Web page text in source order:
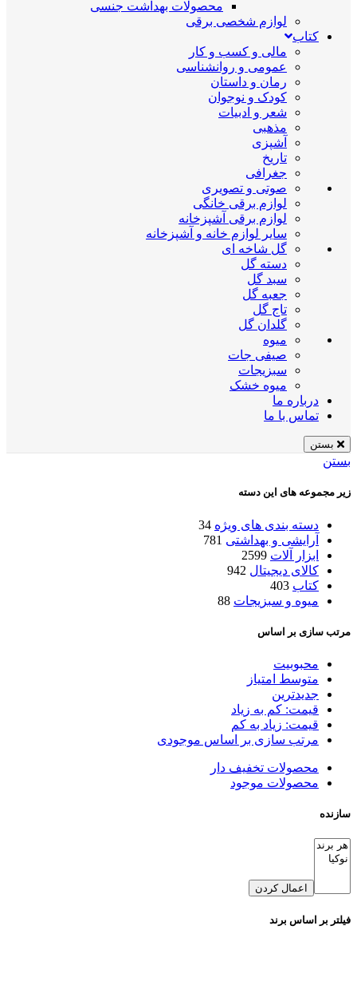
محصولات بهداشت جنسی
لوازم شخصی برقی
کتاب
مالی و کسب و کار
عمومی و روانشناسی
رمان و داستان
کودک و نوجوان
شعر و ادبیات
مذهبی
آشپزی
تاریخ
جغرافی
صوتی و تصویری
لوازم برقی خانگی
لوازم برقی آشپزخانه
سایر لوازم خانه و آشپزخانه
گل شاخه ای
دسته گل
سبد گل
جعبه گل
تاج گل
گلدان گل
میوه
صیفی جات
سبزیجات
میوه خشک
درباره ما
تماس با ما
بستن
بستن
زیر مجموعه های این دسته
دسته بندی های ویژه 34
آرایشی و بهداشتی 781
ابزار آلات 2599
کالای دیجیتال 942
کتاب 403
میوه و سبزیجات 88
مرتب سازی بر اساس
محبوبیت
متوسط امتیاز
جدیدترین
قیمت: کم به زیاد
قیمت: زیاد به کم
مرتب سازی بر اساس موجودی
محصولات تخفیف دار
محصولات موجود
سازنده
اعمال کردن
فیلتر بر اساس برند